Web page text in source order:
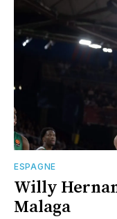
ESPAGNE
Willy
Malaga